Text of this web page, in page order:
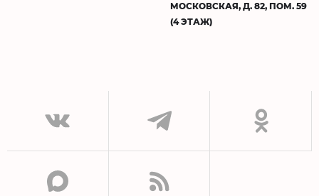
МОСКОВСКАЯ, Д. 82, ПОМ. 59
(4 ЭТАЖ)